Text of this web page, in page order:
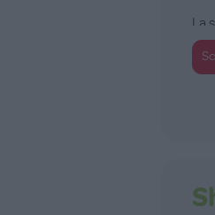
La